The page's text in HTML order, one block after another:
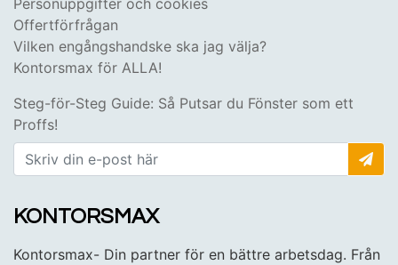
Offertförfrågan
Vilken engångshandske ska jag välja?
Kontorsmax för ALLA!
Steg-för-Steg Guide: Så Putsar du Fönster som ett
Proffs!
KONTORSMAX
Kontorsmax- Din partner för en bättre arbetsdag. Från